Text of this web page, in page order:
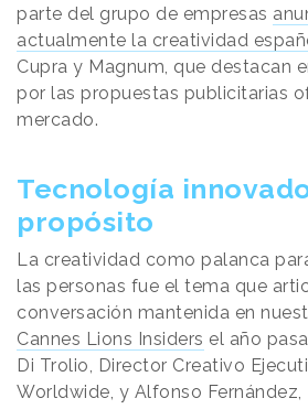
parte del grupo de empresas
actualmente la creatividad
Cupra y Magnum, que destacan
por las propuestas publicitarias
mercado.
Tecnología
propósito
La creatividad como palanca
las personas fue el tema que
conversación mantenida en
Cannes Lions Insiders el año
Di Trolio, Director Creativo
Worldwide, y Alfonso Fernández,